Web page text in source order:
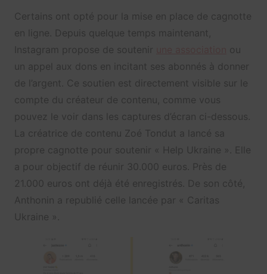
Certains ont opté pour la mise en place de cagnotte
en ligne. Depuis quelque temps maintenant,
Instagram propose de soutenir
ou
un appel aux dons en incitant ses abonnés à donner
de l’argent. Ce soutien est directement visible sur le
compte du créateur de contenu, comme vous
pouvez le voir dans les captures d’écran ci-dessous.
La créatrice de contenu Zoé Tondut a lancé sa
propre cagnotte pour soutenir « Help Ukraine ». Elle
a pour objectif de réunir 30.000 euros. Près de
21.000 euros ont déjà été enregistrés. De son côté,
Anthonin a republié celle lancée par « Caritas
Ukraine ».